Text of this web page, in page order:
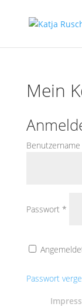
Mein
Passwort *
Passwort